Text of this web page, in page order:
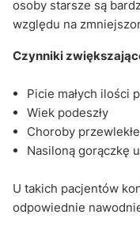
osoby starsze są
względu na
Czynniki
Picie małych ilości
Wiek podeszły
Choroby przewlekłe
Nasiloną gorączkę
U takich pacjentów
odpowiednie